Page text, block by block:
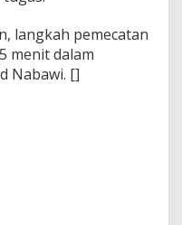
langkah pemecatan
menit dalam
Nabawi. []